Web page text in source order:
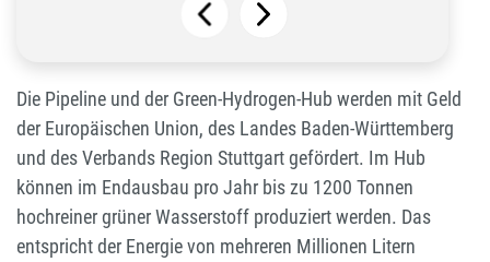
Die Pipeline und der Green-Hydrogen-Hub werden mit Geld
der Europäischen Union, des Landes Baden-Württemberg
und des Verbands Region Stuttgart gefördert. Im Hub
können im Endausbau pro Jahr bis zu 1200 Tonnen
hochreiner grüner Wasserstoff produziert werden. Das
entspricht der Energie von mehreren Millionen Litern